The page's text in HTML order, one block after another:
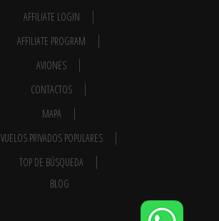
AFFILIATE LOGIN
AFFILIATE PROGRAM
AVIONES
CONTACTOS
MAPA
VUELOS PRIVADOS POPULARES
TOP DE BÚSQUEDA
BLOG